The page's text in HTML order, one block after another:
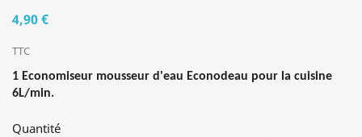
4,90 €
TTC
1 Economiseur mousseur d'eau Econodeau pour la cuisine
6L/min.
Quantité